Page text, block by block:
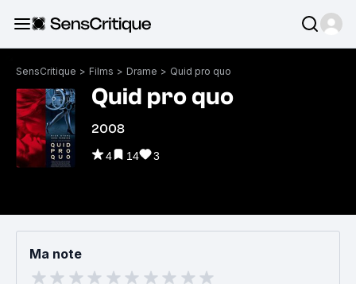
SensCritique > Films > Drame > Quid pro quo
Quid pro quo
2008
4 14 3
Ma note